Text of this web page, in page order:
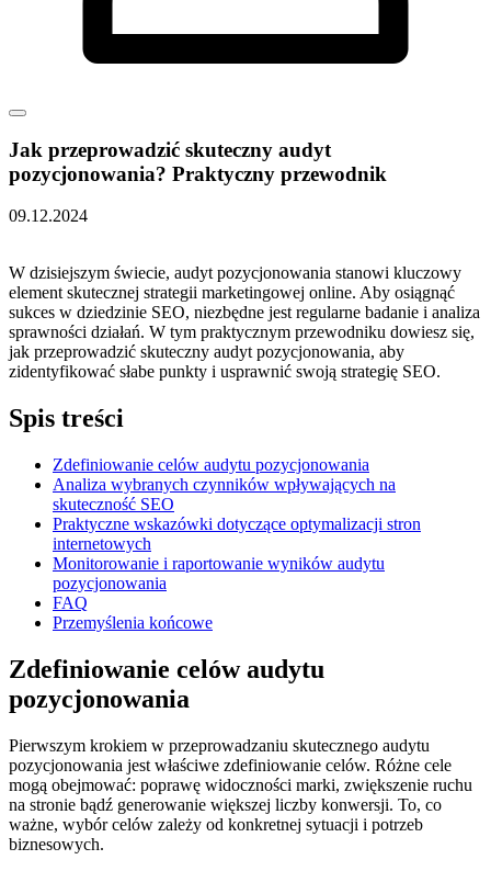
Jak przeprowadzić skuteczny audyt
pozycjonowania? Praktyczny przewodnik
09.12.2024
W ⁢dzisiejszym świecie, audyt pozycjonowania stanowi kluczowy
element skutecznej strategii ‍marketingowej online. Aby ⁢osiągnąć​
sukces w dziedzinie ​SEO, niezbędne jest ‌regularne ⁢badanie i analiza
sprawności działań. W tym praktycznym przewodniku dowiesz się,
jak przeprowadzić skuteczny audyt pozycjonowania, aby
zidentyfikować⁢ słabe punkty i usprawnić swoją strategię⁣ SEO.
Spis treści
Zdefiniowanie celów audytu⁣ pozycjonowania
Analiza ⁢wybranych czynników wpływających na
skuteczność SEO
Praktyczne wskazówki ⁣dotyczące optymalizacji stron
internetowych
Monitorowanie ⁢i raportowanie wyników audytu
pozycjonowania
FAQ
Przemyślenia​ końcowe
Zdefiniowanie celów⁣ audytu
pozycjonowania
Pierwszym krokiem w przeprowadzaniu skutecznego audytu
pozycjonowania jest właściwe zdefiniowanie celów. Różne cele
mogą obejmować: poprawę widoczności marki, zwiększenie ruchu
na stronie​ bądź generowanie większej liczby konwersji.⁤ To, co
ważne, wybór celów zależy od⁤ konkretnej sytuacji i potrzeb
biznesowych.